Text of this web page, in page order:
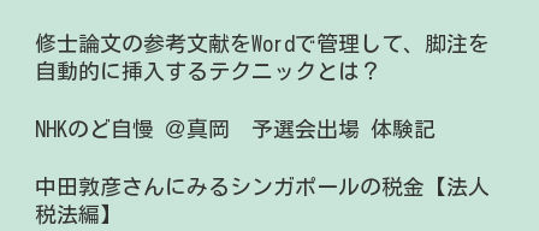
修士論文の参考文献をWordで管理して、脚注を
自動的に挿入するテクニックとは？
NHKのど自慢 ＠真岡 予選会出場 体験記
中田敦彦さんにみるシンガポールの税金【法人
税法編】